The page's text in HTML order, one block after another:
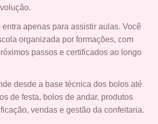
apenas para assistir aulas. Você
organizada por formações, com
passos e certificados ao longo
desde a base técnica dos bolos até
de festa, bolos de andar, produtos
vendas e gestão da confeitaria.